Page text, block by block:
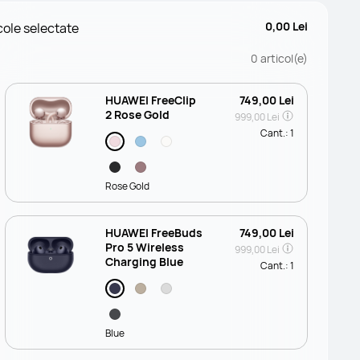
selectate 0,00 Lei
0 articol(e)
HUAWEI FreeClip
2 Rose Gold
Rose Gold
749,00 Lei
999,00 Lei
Cant.:1
HUAWEI FreeBuds
Pro 5 Wireless
Charging Blue
Blue
749,00 Lei
999,00 Lei
Cant.:1